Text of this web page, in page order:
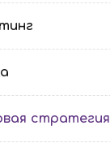
стратегия